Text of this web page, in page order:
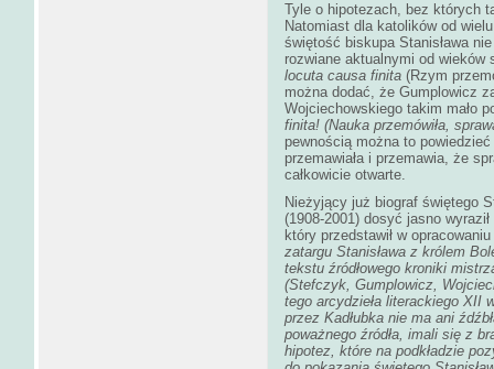
Tyle o hipotezach, bez których
Natomiast dla katolików od
świętość biskupa Stanisława
rozwiane aktualnymi od wieków
locuta causa finita (Rzym
można dodać, że Gumplowicz
Wojciechowskiego takim mało
finita! (Nauka przemówiła,
pewnością można to
przemawiała i przemawia, że
całkowicie otwarte.
Nieżyjący już biograf świętego
(1908-2001) dosyć jasno
który przedstawił w
zatargu Stanisława z królem
tekstu źródłowego kroniki
(Stefczyk, Gumplowicz,
tego arcydzieła literackiego XII
przez Kadłubka nie ma ani
poważnego źródła, imali się z
hipotez, które na podkładzie